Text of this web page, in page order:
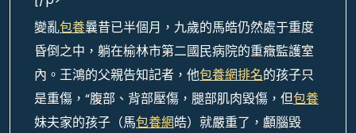
變亂包養曩昔已半個月，九歲的馬皓仍然處于重度
昏倒之中，躺在榆林市第二國民病院的重癥監護室
內。王鴻的父親告知記者，他包養網排名的孩子只
是重傷，“腹部、背部壓傷，腿部肌肉毀傷，但包養
妹夫家的孩子（馬包養網皓）就嚴重了，顱腦毀